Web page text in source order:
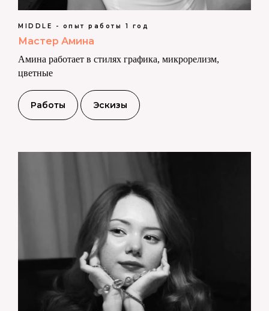
MIDDLE - опыт работы 1 год
Мастер Амина
Амина работает в стилях графика, микрорелизм,
цветные
Работы Эскизы